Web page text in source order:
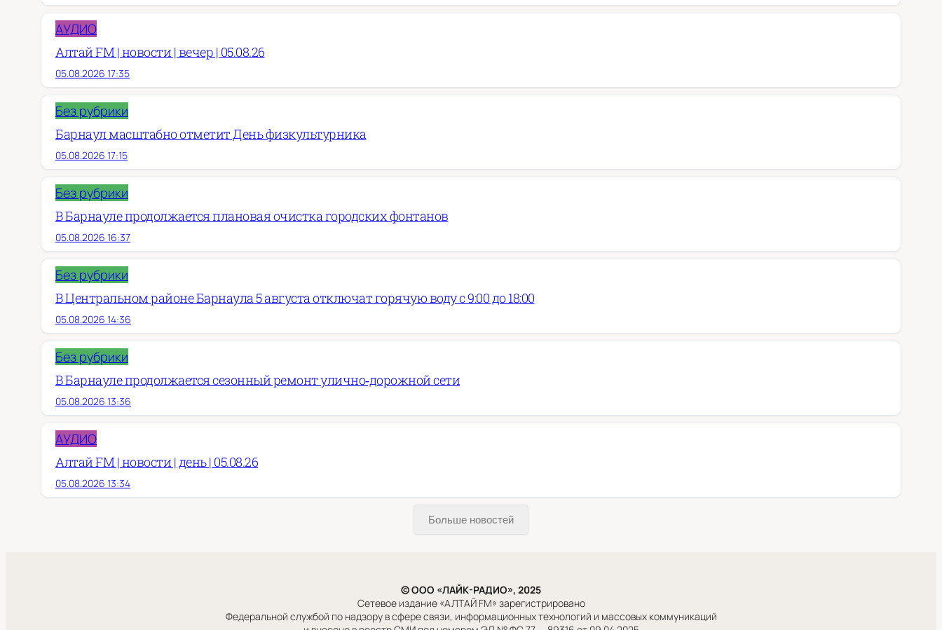
АУДИО
Алтай FM | новости | вечер | 05.08.26
05.08.2026 17:35
Без рубрики
Барнаул масштабно отметит День физкультурника
05.08.2026 17:15
Без рубрики
В Барнауле продолжается плановая очистка городских фонтанов
05.08.2026 16:37
Без рубрики
В Центральном районе Барнаула 5 августа отключат горячую воду с 9:00 до 18:00
05.08.2026 14:36
Без рубрики
В Барнауле продолжается сезонный ремонт улично‑дорожной сети
05.08.2026 13:36
АУДИО
Алтай FM | новости | день | 05.08.26
05.08.2026 13:34
Больше новостей
© ООО «ЛАЙК-РАДИО», 2025
Сетевое издание «АЛТАЙ FM» зарегистрировано
Федеральной службой по надзору в сфере связи, информационных технологий и массовых коммуникаций